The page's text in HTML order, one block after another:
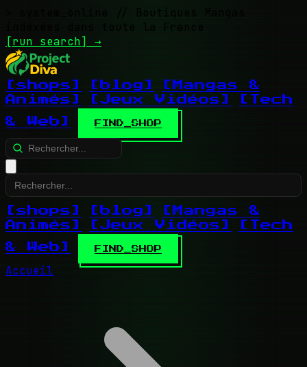
// Boutiques Mangas
indexées dans toute la France
[run search] →
[shops] [blog]
[Mangas &
Animés]
[Jeux Vidéos]
[Tech
& Web]
FIND_SHOP
[shops] [blog]
[Mangas &
Animés]
[Jeux Vidéos]
[Tech
& Web]
FIND_SHOP
Accueil